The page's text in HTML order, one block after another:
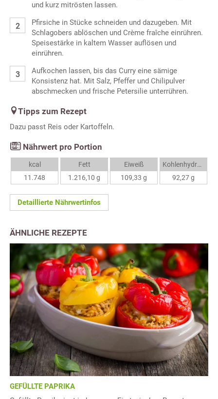
und kurz mitrösten lassen.
Pfirsiche in Stücke schneiden und dazugeben. Mit
Schlagobers ablöschen und Crème fraîche einrühren.
Speisestärke in kaltem Wasser auflösen und
einrühren.
Aufkochen lassen, bis das Curry eine sämige
Konsistenz hat. Mit Salz, Pfeffer und Chilipulver
abschmecken und frische Petersilie unterrühren.
Tipps zum Rezept
Dazu passt Reis oder Kartoffeln.
Nährwert pro Portion
kcal
11.748
Fett
1.216,10 g
Eiweiß
109,33 g
Kohlenhydrate
92,27 g
Detaillierte Nährwertinfos
ÄHNLICHE REZEPTE
GEFÜLLTE PAPRIKA